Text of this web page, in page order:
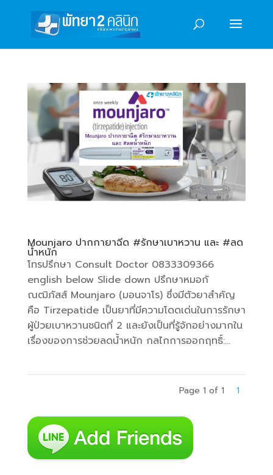
Mounjaro ปากกายาฉีด #รักษาเบาหวาน และ #ลด
น้ำหนัก
โทรปรึกษา Consult Doctor 0833309366
english below Slide down ปรึกษาหมอกั
ณฒิภัสส์ Mounjaro (มอนจาโร) ซึ่งมีตัวยาสำคัญ
คือ Tirzepatide เป็นยาที่มีความโดดเด่นในการรักษา
ผู้ป่วยเบาหวานชนิดที่ 2 และยังเป็นที่รู้จักอย่างมากใน
เรื่องของการช่วยลดน้ำหนัก กลไกการออกฤทธิ์:...
Page 1 of 1 1